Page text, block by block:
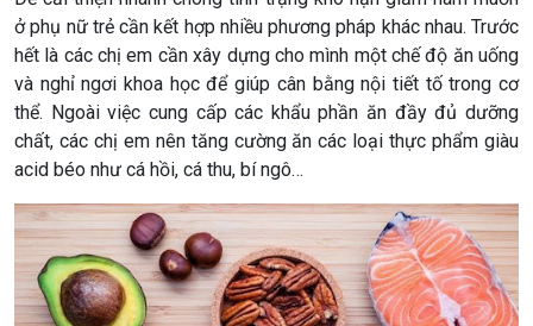
ở phụ nữ trẻ cần kết hợp nhiều phương pháp khác nhau. Trước
hết là các chị em cần xây dựng cho mình một chế độ ăn uống
và nghỉ ngơi khoa học để giúp cân bằng nội tiết tố trong cơ
thể. Ngoài việc cung cấp các khẩu phần ăn đầy đủ dưỡng
chất, các chị em nên tăng cường ăn các loại thực phẩm giàu
acid béo như cá hồi, cá thu, bí ngô…